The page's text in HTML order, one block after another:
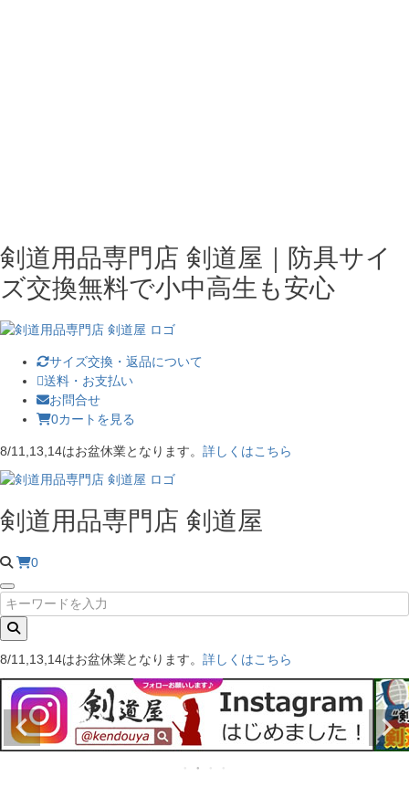
剣道用品専門店 剣道屋｜防具サイ
ズ交換無料で小中高生も安心
サイズ交換・返品について
送料・お支払い
お問合せ
0カートを見る
8/11,13,14はお盆休業となります。 詳しくはこちら
剣道用品専門店 剣道屋
0
8/11,13,14はお盆休業となります。 詳しくはこちら